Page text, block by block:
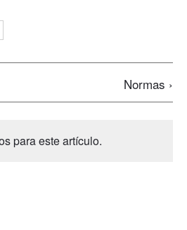
Normas ›
para este artículo.